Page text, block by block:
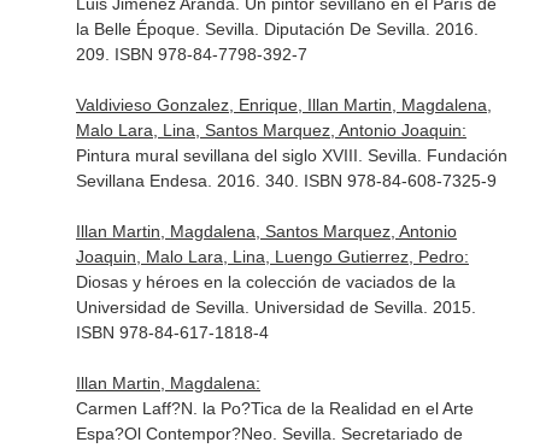
la Belle Époque. Sevilla. Diputación De Sevilla. 2016.
209. ISBN 978-84-7798-392-7
Valdivieso Gonzalez, Enrique, Illan Martin, Magdalena,
Malo Lara, Lina, Santos Marquez, Antonio Joaquin:
Pintura mural sevillana del siglo XVIII. Sevilla. Fundación
Sevillana Endesa. 2016. 340. ISBN 978-84-608-7325-9
Illan Martin, Magdalena, Santos Marquez, Antonio
Joaquin, Malo Lara, Lina, Luengo Gutierrez, Pedro:
Diosas y héroes en la colección de vaciados de la
Universidad de Sevilla. Universidad de Sevilla. 2015.
ISBN 978-84-617-1818-4
Illan Martin, Magdalena:
Carmen Laff?N. la Po?Tica de la Realidad en el Arte
Espa?Ol Contempor?Neo. Sevilla. Secretariado de